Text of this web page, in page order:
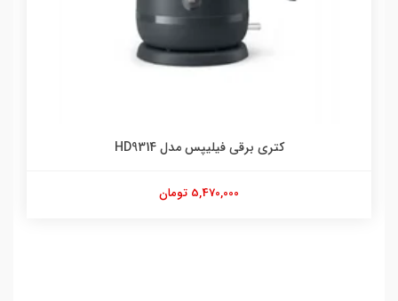
کتری برقی فیلیپس مدل HD9314
5,470,000 تومان